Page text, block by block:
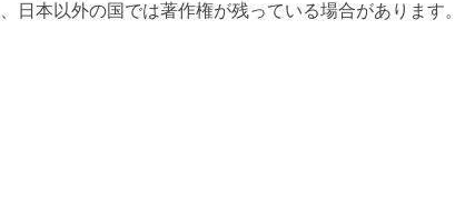
日本以外の国では著作権が残っている場合があります。